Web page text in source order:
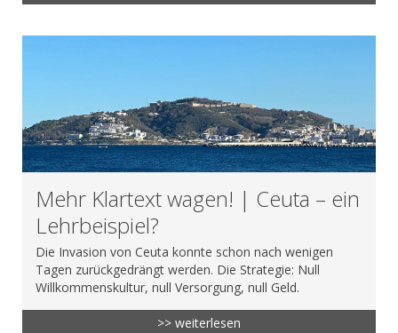
Mehr Klartext wagen! | Ceuta – ein
Lehrbeispiel?
Die Invasion von Ceuta konnte schon nach wenigen
Tagen zurückgedrängt werden. Die Strategie: Null
Willkommenskultur, null Versorgung, null Geld.
>> weiterlesen